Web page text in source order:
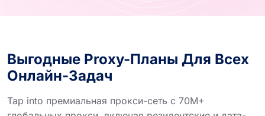
Выгодные Proxy-Планы Для Всех
Онлайн-Задач
Tap into премиальная прокси-сеть с 70M+